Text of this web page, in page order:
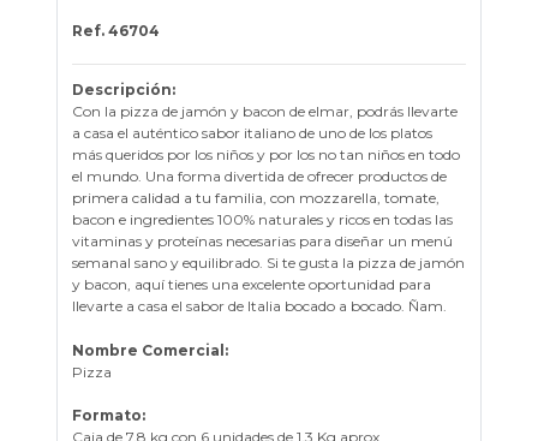
Ref. 46704
Descripción:
Con la pizza de jamón y bacon de elmar, podrás llevarte
a casa el auténtico sabor italiano de uno de los platos
más queridos por los niños y por los no tan niños en todo
el mundo. Una forma divertida de ofrecer productos de
primera calidad a tu familia, con mozzarella, tomate,
bacon e ingredientes 100% naturales y ricos en todas las
vitaminas y proteínas necesarias para diseñar un menú
semanal sano y equilibrado. Si te gusta la pizza de jamón
y bacon, aquí tienes una excelente oportunidad para
llevarte a casa el sabor de Italia bocado a bocado. Ñam.
Nombre Comercial:
Pizza
Formato:
Caja de 7,8 kg con 6 unidades de 1,3 Kg aprox